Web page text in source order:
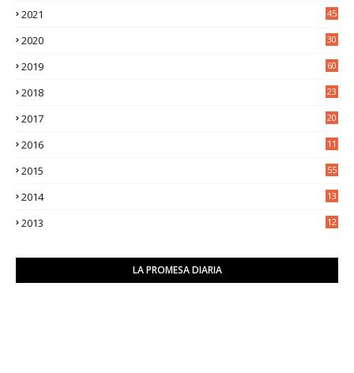
2021
45
2020
30
2019 60
2018
23
2017
20
2016
11
2015 55
2014
13
2013
12
LA PROMESA DIARIA